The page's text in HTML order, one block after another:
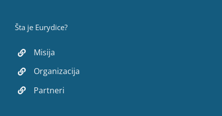
Šta je Eurydice?
Misija
Organizacija
Partneri